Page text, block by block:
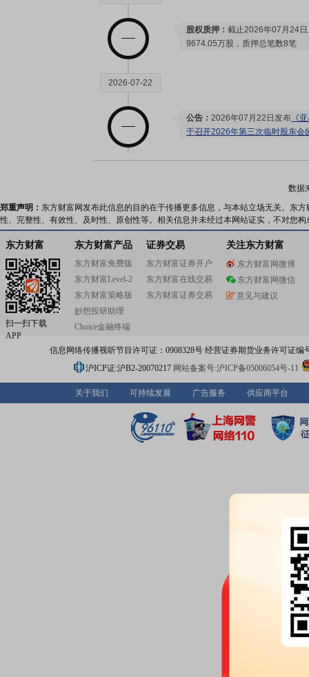
股权质押： 截止2026年07月24
9674.05万股，质押总笔数8笔
2026-07-22
公告： 2026年07月22日发布 《
于召开2026年第三次临时股东会
股权质押：截止2026年07月17
9674.05万股，质押总笔数8笔
2026-07-15
业绩预告：2026年07月15日发
2026-07-10
股权质押：
截止2026年07月10
9674.05万股，质押总笔数8笔
2026-07-03
截止2026年06月26
9674.05万股，质押总笔数8笔
数据
郑重声明： 东方财富网发布此信息的目的在于传播更多信息，与本站立场无关。东
性、完整性、有效性、及时性、原创性等。相关信息并未经过本网站证实，不对您
东方财富
扫一扫下载
APP
东方财富产品
东方财富免费版
东方财富Level-2
东方财富策略版
妙想投研助理
Choice金融终端
证券交易
东方财富证券开户
东方财富在线交易
东方财富证券交易
关注东方财富
东方财富网微博
东方财富网微信
意见与建议
信息网络传播视听节目许可证：0908328号 经营证券期货业务许可证编
沪ICP证:沪B2-20070217 网站备案号:沪ICP备05006054号-11
关于我们 可持续发展 广告服务 供应商平台